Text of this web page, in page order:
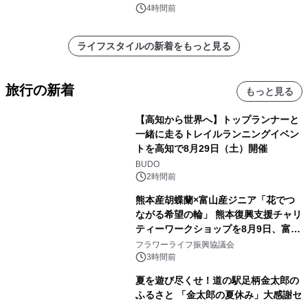
4時間前
ライフスタイルの新着をもっと見る
旅行の新着 もっと見る
【高知から世界へ】トップランナーと
一緒に走るトレイルランニングイベン
トを高知で8月29日（土）開催
BUDO
2時間前
熊本産胡蝶蘭×富山産ジニア「花でつ
ながる希望の輪」 熊本復興支援チャリ
ティーワークショップを8月9日、富
山・射水で開催
フラワーライフ振興協議会
3時間前
夏を遊び尽くせ！道の駅足柄金太郎の
ふるさと 「金太郎の夏休み」大感謝セ